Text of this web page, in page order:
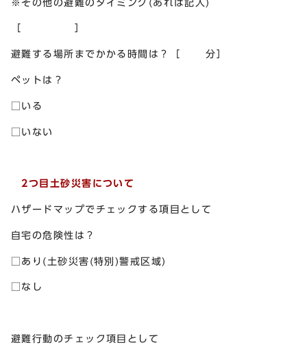
※その他の避難のタイミング(あれば記入)
［ ］
避難する場所までかかる時間は？［ 分］
ペットは？
□いる
□いない
2つ目土砂災害について
ハザードマップでチェックする項目として
自宅の危険性は？
□あり(土砂災害(特別)警戒区域)
□なし
避難行動のチェック項目として